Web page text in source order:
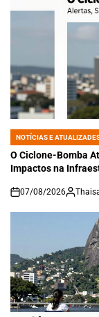
POSTED
IN
NOTÍCIAS E
O Ciclone-Bomba
Impactos na
on
07/08/2026